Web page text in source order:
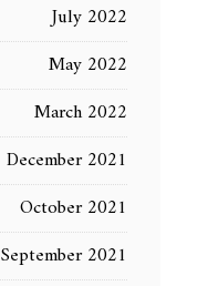
July 2022
May 2022
March 2022
December 2021
October 2021
September 2021